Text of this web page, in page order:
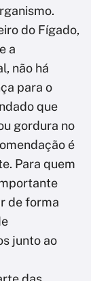
do Fígado,
a
não há
para o
que
gordura no
é
Para quem
de forma
junto ao